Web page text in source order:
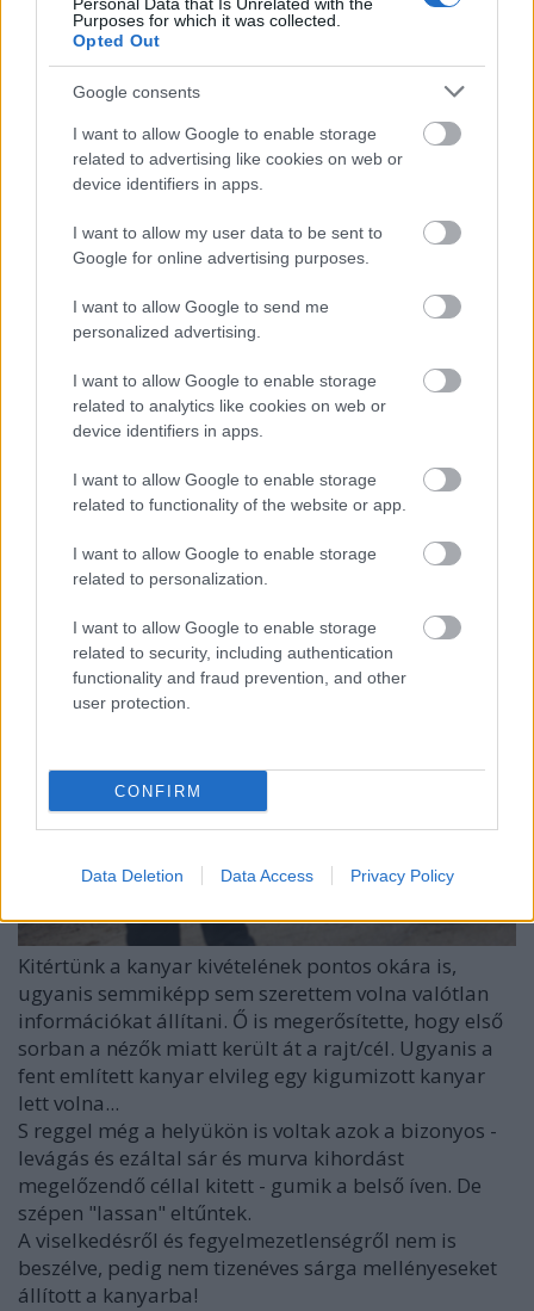
Purposes for which it was collected.
Opted Out
Google consents
I want to allow Google to enable storage
related to advertising like cookies on web or
device identifiers in apps.
I want to allow my user data to be sent to
Google for online advertising purposes.
I want to allow Google to send me
personalized advertising.
I want to allow Google to enable storage
related to analytics like cookies on web or
device identifiers in apps.
I want to allow Google to enable storage
related to functionality of the website or app.
I want to allow Google to enable storage
related to personalization.
I want to allow Google to enable storage
related to security, including authentication
functionality and fraud prevention, and other
user protection.
CONFIRM
Data Deletion Data Access Privacy Policy
autó mellett. Sajnos ezt el kellett mondanom, mert
emberileg, és mint az autósportot szerető ember is
aggódom, s féltem a rendezők munkáját, s aggódom
a versenyzők miatt is, akik teljesítménye előtt ezúttal
is elismeréssel adózok, s remélem mindenkinek
sikerül ott lenni a következő verseny rajtjában.
Akikről pedig beszéltem, azok jobb lenne, ha otthon
Hajrá B-A-Z Megyei Rallysprint!
S jöjjön hozzá a
szemléltető videó is, hogy ne csak a levegőben lógjon
a fenti pár nagyon igaz sor...
Azt hiszem ehhez sok mindent nem lehet hozzáfűzni,
de azért valamit mégiscsak. A következő szakasz
előtt Üveges Gábor rendező végigment a pályán,
befértem hozzá (eljutva ezáltal oda, ahová sok-sok
gyaloglás árán csak jóval később tudtam volna :)
bekapcsolt rádiója révén minden rádiós ponton
hallani lehetett :D
Kitértünk a kanyar kivételének pontos okára is,
ugyanis semmiképp sem szerettem volna valótlan
információkat állítani. Ő is megerősítette, hogy első
sorban a nézők miatt került át a rajt/cél. Ugyanis a
fent említett kanyar elvileg egy kigumizott kanyar
lett volna...
S reggel még a helyükön is voltak azok a bizonyos -
levágás és ezáltal sár és murva kihordást
megelőzendő céllal kitett - gumik a belső íven. De
szépen "lassan" eltűntek.
A viselkedésről és fegyelmezetlenségről nem is
beszélve, pedig nem tizenéves sárga mellényeseket
állított a kanyarba!